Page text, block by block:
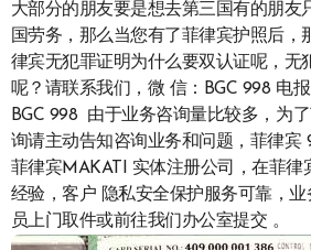
大部分的朋友要是想去第三国有的朋友只选择移民或者去第三
国劳务，那么当您有了菲律宾护照后，
律宾无犯罪证明为什么要双认证呢，无
呢？请联系我们，微 信：BGC 998 电
BGC 998 由于业务咨询量比较多，为
询请主动告知咨询业务和问题，菲律宾
菲律宾MAKATI 实体注册公司，在菲律
经验，客户 隐私安全保护服务可靠，
员上门取件或前往我们办公室提交 。